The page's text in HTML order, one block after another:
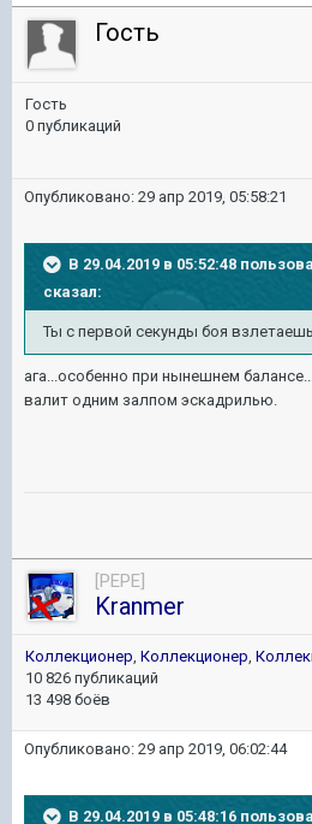
Гость
Гость
0 публикаций
Опубликовано: 29 апр 2019, 05:58:21
В 29.04.2019 в 05:52:48
сказал:
Ты с первой секунды боя
ага...особенно при нынешнем
валит одним залпом эскадрилью.
[PEPE]
Kranmer
Коллекционер, Коллекционер,
10 826 публикаций
13 498 боёв
Опубликовано: 29 апр 2019, 06:02:44
В 29.04.2019 в 05:48:16